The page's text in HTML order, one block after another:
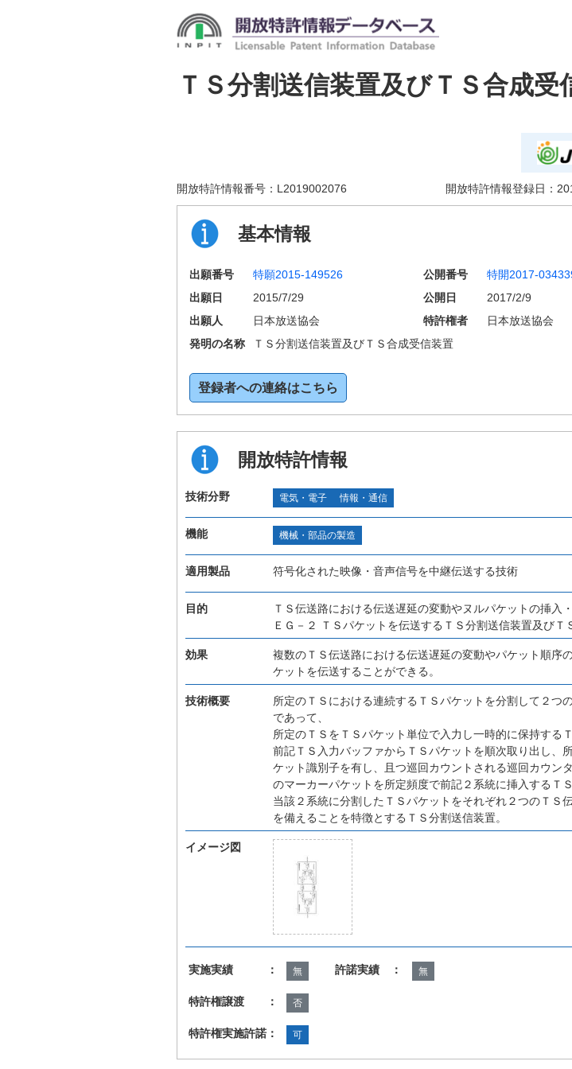
ＴＳ分割送信装置及びＴＳ合成受
開放特許情報番号： L2019002076 開放特許情報登録日：
基本情報
出願番号 特願2015-149526 公開番号 特開2017-
出願日
2015/7/29 公開日
2017/2/9
出願人
日本放送協会 特許権者 日本放送協会
発明の名称
ＴＳ分割送信装置及びＴＳ合成受信装置
登録者への連絡はこちら
開放特許情報
技術分野 電気・電子 情報・通信
機能 機械・部品の製造
適用製品 符号化された映像・音声信号を中継伝送する技術
目的
ＴＳ伝送路における伝送遅延の変動やヌルパケットの挿入
ＥＧ－２ ＴＳパケットを伝送するＴＳ分割送信装置及びＴ
効果
複数のＴＳ伝送路における伝送遅延の変動やパケット順
ケットを伝送することができる。
技術概要
所定のＴＳにおける連続するＴＳパケットを分割して２つ
であって、
所定のＴＳをＴＳパケット単位で入力し一時的に保持する
前記ＴＳ入力バッファからＴＳパケットを順次取り出し、
ケット識別子を有し、且つ巡回カウントされる巡回カウン
のマーカーパケットを所定頻度で前記２系統に挿入するＴＳ
当該２系統に分割したＴＳパケットをそれぞれ２つのＴＳ
を備えることを特徴とするＴＳ分割送信装置。
イメージ図
実施実績 ： 無 許諾実績 ： 無
特許権譲渡 ： 否
特許権実施許諾： 可